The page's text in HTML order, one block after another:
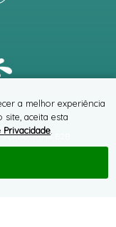
PLATAFORMA B2B
a melhor experiência
aceita esta
Privacidade